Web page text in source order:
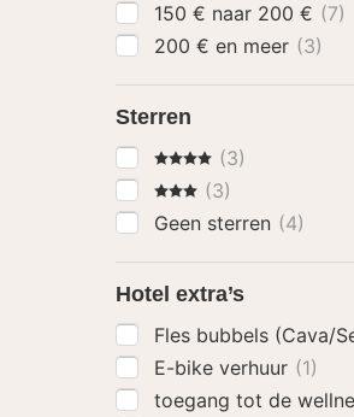
150 € naar 200 € (7)
200 € en meer (3)
Sterren
4 Sterren
(3)
3 Sterren
(3)
Geen sterren (4)
Hotel extra’s
Fles bubbels (Cava/
E-bike verhuur (1)
toegang tot de